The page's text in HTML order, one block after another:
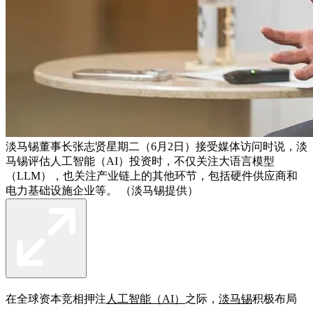
淡马锡董事长张志贤星期二（6月2日）接受媒体访问时说，淡
马锡评估人工智能（AI）投资时，不仅关注大语言模型
（LLM），也关注产业链上的其他环节，包括硬件供应商和
电力基础设施企业等。 （淡马锡提供）
在全球资本竞相押注 人工智能 （AI） 之际， 淡马锡积极布局